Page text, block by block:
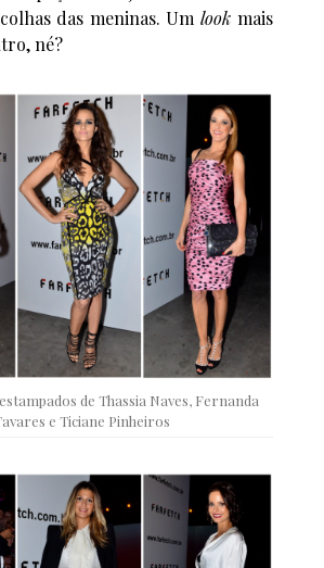
das meninas. Umlook mais
né?
de Thassia Naves, Fernanda
e Ticiane Pinheiros